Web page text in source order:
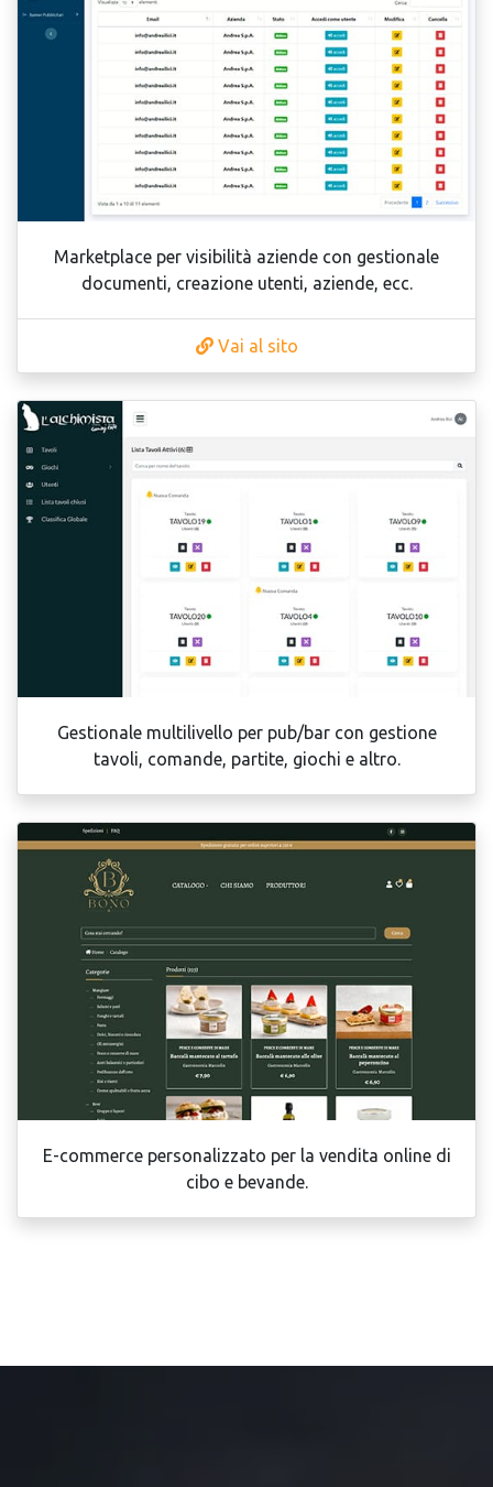
Marketplace per visibilità aziende con gestionale
documenti, creazione utenti, aziende, ecc.
Vai al sito
Gestionale multilivello per pub/bar con gestione
tavoli, comande, partite, giochi e altro.
E-commerce personalizzato per la vendita online di
cibo e bevande.